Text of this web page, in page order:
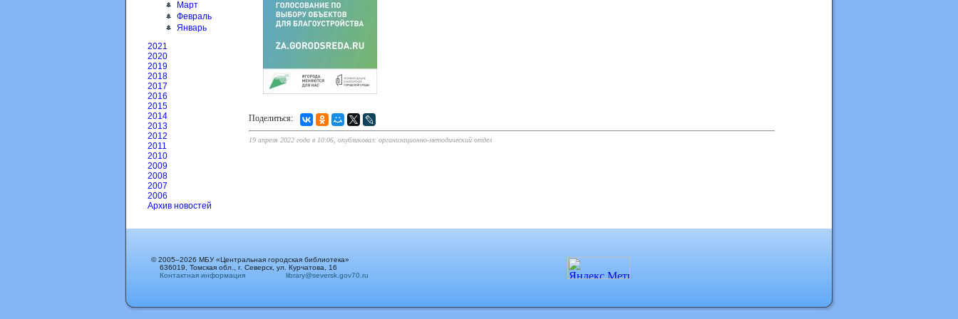
Март
Февраль
Январь
2021
2020
2019
2018
2017
2016
2015
2014
2013
2012
2011
2010
2009
2008
2007
2006
Архив новостей
Поделиться:
19 апреля 2022 года в 10:06, опубликовал: организационно-методический отдел
© 2005–2026 МБУ «Центральная городская библиотека»
636019, Томская обл., г. Северск, ул. Курчатова, 16
Контактная информация
library@seversk.gov70.ru